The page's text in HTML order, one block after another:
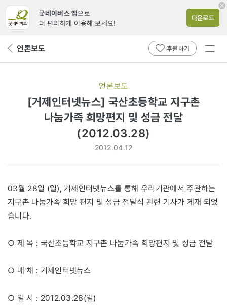
굿네이버스 앱으로
더 편리하게 이용해 보세요!
다운로드
뒤 언론보도 후원하기
전체
언론보도
[거제인터넷뉴스] 국산초등학교 지구촌
나눔가족 희망편지 및 성금 전달
(2012.03.28)
2012.04.12
03월 28일 (일), 거제인터넷뉴스를 통해 우리기관에서 주관하는
지구촌 나눔가족 희망 편지 및 성금 전달식 관련 기사가 게재 되었
습니다.
○ 제 목 : 국산초등학교 지구촌 나눔가족 희망편지 및 성금 전달
○ 매 체 : 거제인터넷뉴스
○ 일 시 : 2012.03.28(일)